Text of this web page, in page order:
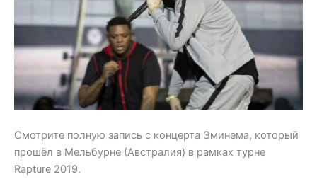
Смотрите полную запись с концерта Эминема, который
прошёл в Мельбурне (Австралия) в рамках турне
Rapture 2019.